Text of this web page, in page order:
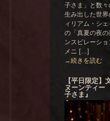
子さま」と数
生み出した世界
ィリアム・シ
の「真夏の夜の
ンスピレーシ
メニ […]
→続きを読む
【平日限定】
ヌーンティ
子さま』